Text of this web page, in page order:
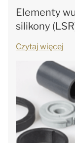
Elementy
silikony
Czytaj więcej